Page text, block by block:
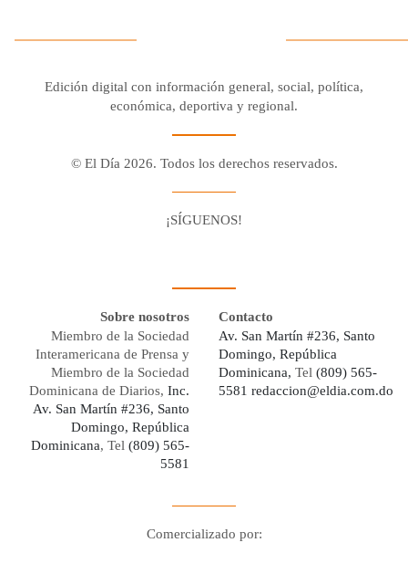
Edición digital con información general, social, política,
económica, deportiva y regional.
© El Día 2026. Todos los derechos reservados.
¡SÍGUENOS!
Sobre nosotros
Miembro de la Sociedad
Interamericana de Prensa y
Miembro de la Sociedad
Dominicana de Diarios, Inc.
Av. San Martín #236, Santo
Domingo, República
Dominicana, Tel (809) 565-
5581
Contacto
Av. San Martín #236, Santo
Domingo, República
Dominicana, Tel (809) 565-
5581 redaccion@eldia.com.do
Comercializado por: